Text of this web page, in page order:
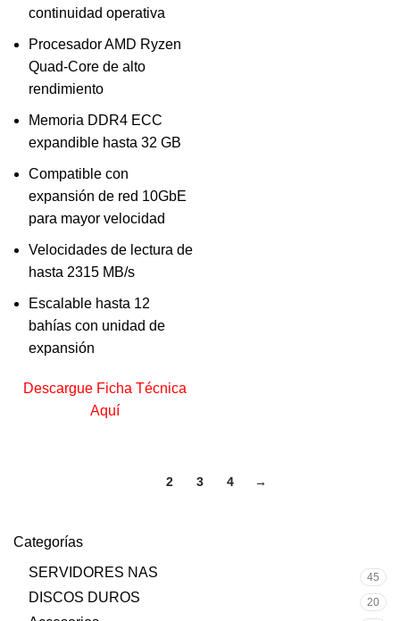
Categorías
SERVIDORES NAS
45
DISCOS DUROS 20
continuidad operativa
Procesador AMD Ryzen
Quad-Core de alto
rendimiento
Memoria DDR4 ECC
expandible hasta 32 GB
Compatible con
expansión de red 10GbE
para mayor velocidad
Velocidades de lectura de
hasta 2315 MB/s
Escalable hasta 12
bahías con unidad de
expansión
Descargue Ficha Técnica
Aquí
2 3 4 →